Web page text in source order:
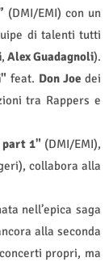
(DMI/EMI) con un
di talenti tutti
, Alex Guadagnoli).
feat. Don Joe dei
tra Rappers e
part 1" (DMI/EMI),
collabora alla
nell’epica saga
alla seconda
propri, ma